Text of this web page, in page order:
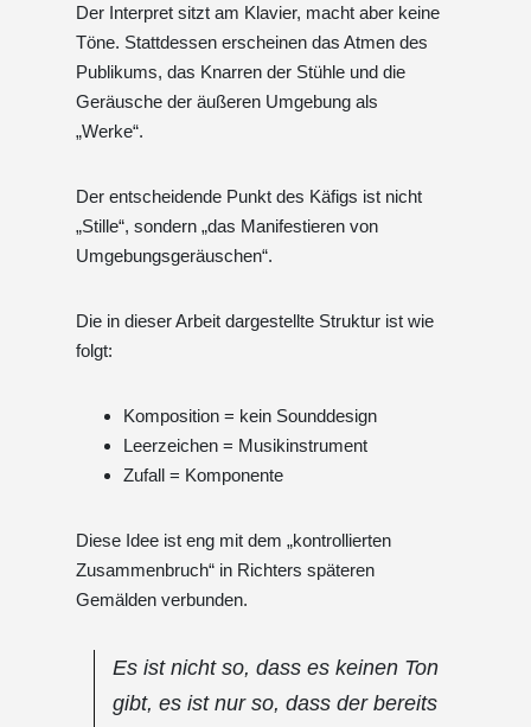
Der Interpret sitzt am Klavier, macht aber keine
Töne. Stattdessen erscheinen das Atmen des
Publikums, das Knarren der Stühle und die
Geräusche der äußeren Umgebung als
„Werke“.
Der entscheidende Punkt des Käfigs ist nicht
„Stille“, sondern „das Manifestieren von
Umgebungsgeräuschen“.
Die in dieser Arbeit dargestellte Struktur ist wie
folgt:
Komposition = kein Sounddesign
Leerzeichen = Musikinstrument
Zufall = Komponente
Diese Idee ist eng mit dem „kontrollierten
Zusammenbruch“ in Richters späteren
Gemälden verbunden.
Es ist nicht so, dass es keinen Ton
gibt, es ist nur so, dass der bereits